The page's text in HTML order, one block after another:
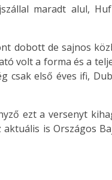
maradt alul,
dobott de sajnos
volt a forma és a
csak első éves ifi,
ezt a versenyt
is Országos